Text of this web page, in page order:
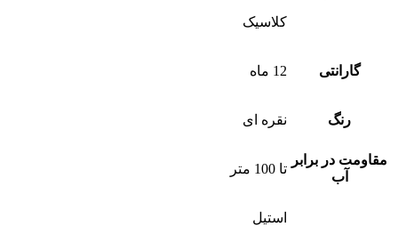
کلاسیک
گارانتی 12 ماه
رنگ نقره ای
مقاومت در برابر
آب
تا 100 متر
استیل